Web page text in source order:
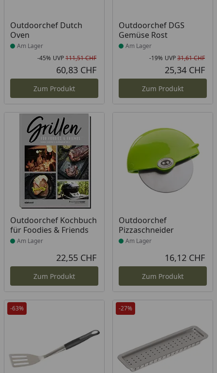
Outdoorchef Dutch
Oven
Produkt am Lager
Am Lager
Rabatt in Prozent
-45%
Ursprünglicher Preis
UVP111,51 CHF
60,83 CHF
Zum Produkt
Outdoorchef DGS
Gemüse Rost
Produkt am Lager
Am Lager
-19% UVP31,61 CHF
25,34 CHF
Zum Produkt
Outdoorchef Kochbuch
für Foodies & Friends
Produkt am Lager
Am Lager
22,55 CHF
Zum Produkt
Outdoorchef
Pizzaschneider
Produkt am Lager
Am Lager
16,12 CHF
Zum Produkt
-63% -27%